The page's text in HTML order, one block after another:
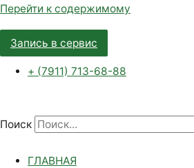
Перейти к содержимому
Запись в сервис
+ (7911) 713-68-88
Поиск
ГЛАВНАЯ